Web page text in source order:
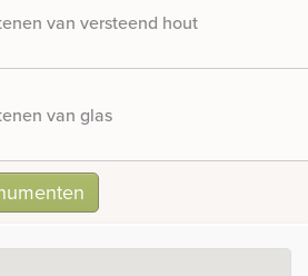
van versteend hout
van glas